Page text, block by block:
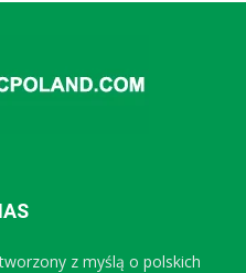
z myślą o polskich